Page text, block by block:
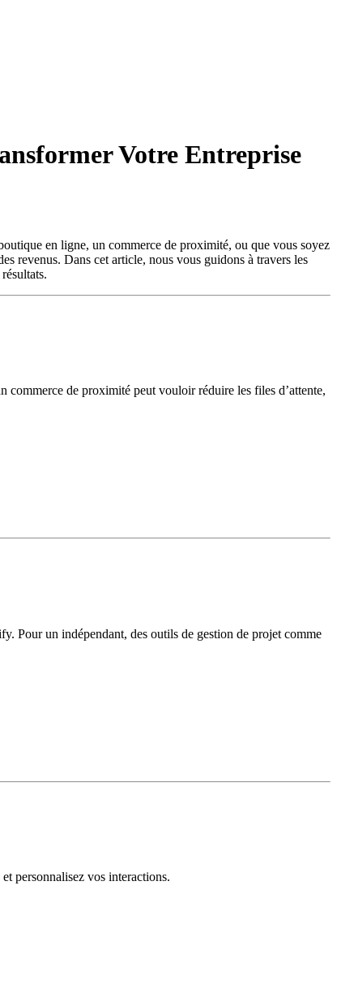
Votre Entreprise
en ligne, un commerce de proximité, ou que vous soyez
revenus. Dans cet article, nous vous guidons à travers les
commerce de proximité peut vouloir réduire les files d’attente,
Pour un indépendant, des outils de gestion de projet comme
personnalisez vos interactions.